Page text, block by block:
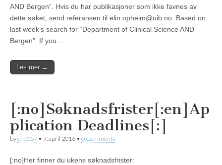
AND Bergen”. Hvis du har publikasjoner som ikke favnes av
dette søket, send referansen til elin.opheim@uib.no. Based on
last week’s search for “Department of Clinical Science AND
Bergen”. If you…
Les mer →
[:no]Søknadsfrister[:en]Ap
plication Deadlines[:]
byene057 • 7. april 2016 • 0 Comments
[:no]Her finner du ukens søknadsfrister: